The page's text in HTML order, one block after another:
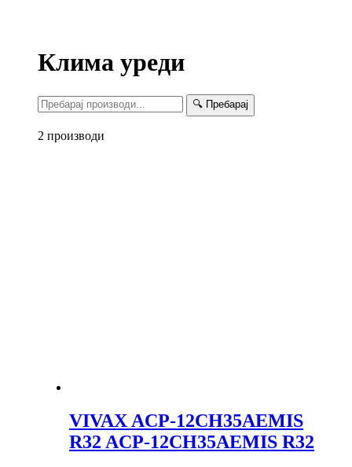
Клима уреди
🔍 Пребарај
2 производи
VIVAX ACP-12CH35AEMIS
R32 ACP-12CH35AEMIS R32